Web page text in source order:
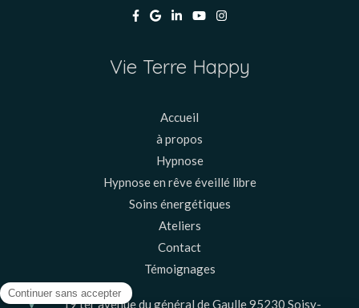
Vie Terre Happy
Accueil
à propos
Hypnose
Hypnose en rêve éveillé libre
Soins énergétiques
Ateliers
Contact
Témoignages
19 ter avenue du général de Gaulle95230 Soisy-